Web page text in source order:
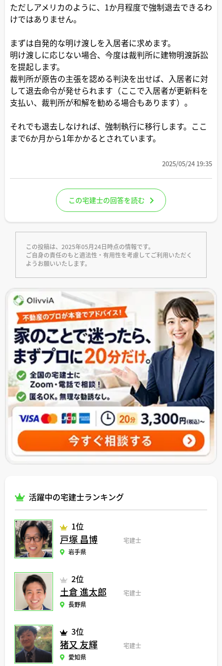
ただしアメリカのように、1か月程度で強制退去できるわ
けではありません。
まずは自発的な明け渡しを入居者に求めます。
明け渡しに応じない場合、今度は裁判所に建物明渡訴訟
を提起します。
裁判所が原告の主張を認める判決を出せば、入居者に対
して退去命令が発せられます（ここで入居者が更新料を
支払い、裁判所が和解を勧める場合もあります）。
それでも退去しなければ、強制執行に移行します。ここ
まで6か月から1年かかるとされています。
2025/05/24 19:35
この宅建士の回答を読む
この投稿は、2025年05月24日時点の情報です。
ご自身の責任のもと適法性・有用性を考慮してご利用いただく
ようお願いいたします。
活躍中の宅建士ランキング
1位
戸塚 昌博
宅建士
岩手県
2位
土倉 進太郎
宅建士
長野県
3位
猪又 友輝
宅建士
愛知県